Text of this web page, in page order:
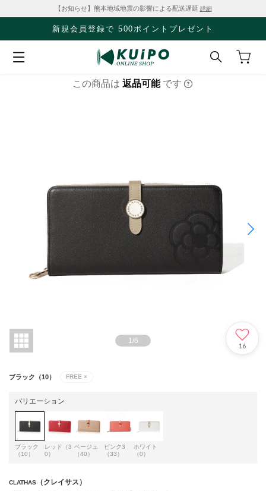
【お知らせ】熊本地域地震の影響による配送遅延 詳細
新規会員登録で 500ポイントプレゼント
この商品は 返品可能 です
1/6
16
ブラック（10） FREE ×
バリエーション
ブラック
（10）
レッド（3
0）
ベージュ
（40）
ピンク3
（33）
ホワイト
（0）
CLATHAS （クレイサス）